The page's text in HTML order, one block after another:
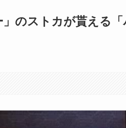
」のストカが貰える「